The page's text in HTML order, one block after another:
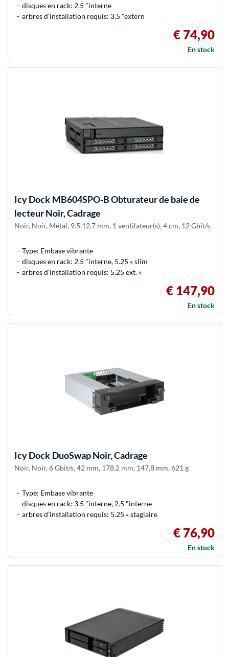
disques en rack: 2.5 "interne
arbres d’installation requis: 3,5 "extern
€ 74,90
En stock
Icy Dock MB604SPO-B Obturateur de baie de
lecteur Noir, Cadrage
Noir, Noir, Métal, 9.5,12.7 mm, 1 ventilateur(s), 4 cm, 12 Gbit/s
Type: Embase vibrante
disques en rack: 2.5 "interne, 5.25 « slim
arbres d’installation requis: 5.25 ext. »
€ 147,90
En stock
Icy Dock DuoSwap Noir, Cadrage
Noir, Noir, 6 Gbit/s, 42 mm, 178,2 mm, 147,8 mm, 621 g
Type: Embase vibrante
disques en rack: 3.5 "interne, 2.5 "interne
arbres d’installation requis: 5.25 « stagiaire
€ 76,90
En stock